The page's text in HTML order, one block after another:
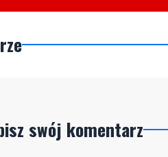
swój komentarz